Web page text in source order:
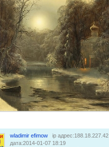
wladimir efimow
ip адрес:188.18.227.42
дата:2014-01-07 18:19